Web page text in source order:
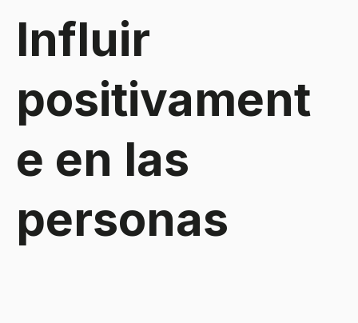
Influir
positivament
e en las
personas